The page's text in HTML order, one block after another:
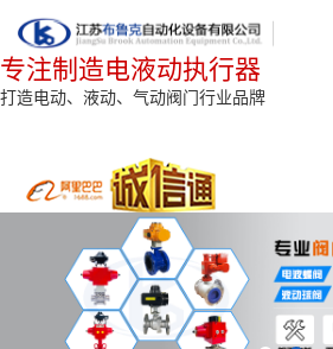
专注制造电液动执行器
打造电动、液动、气动阀门行业品牌